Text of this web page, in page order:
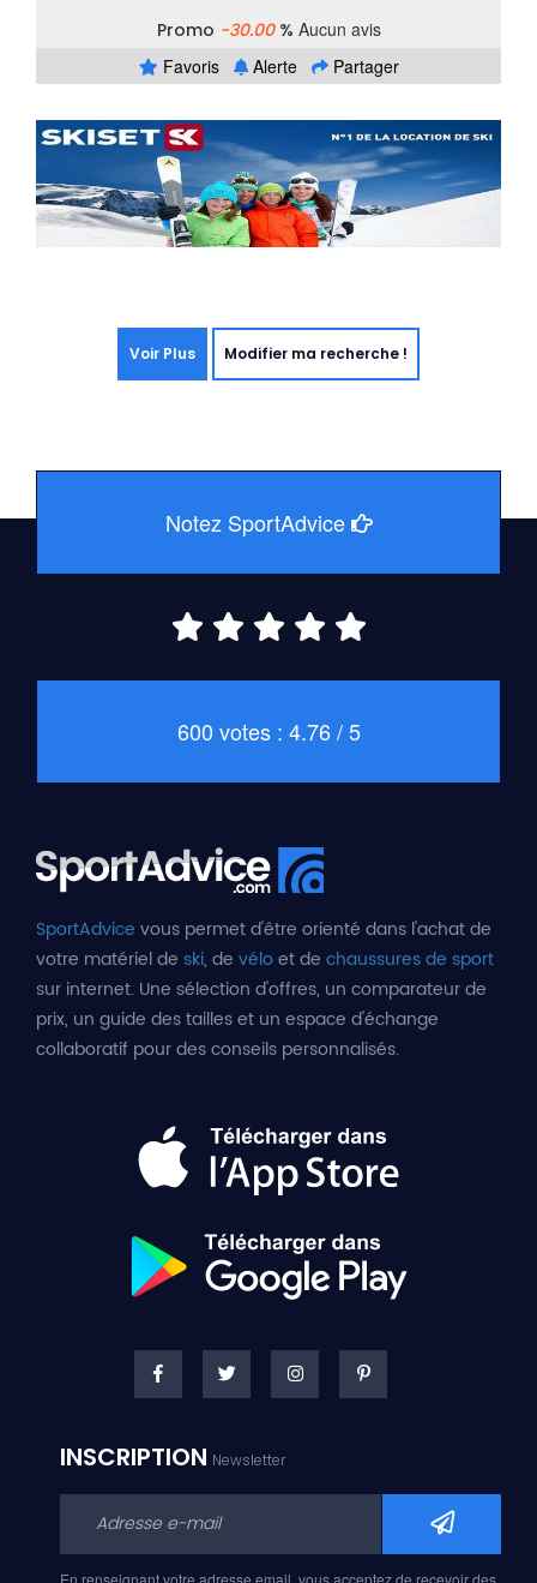
Promo -30.00% Aucun avis
Favoris
Alerte Partager
Voir Plus Modifier ma recherche !
Notez SportAdvice
600 votes : 4.76 / 5
SportAdvice vous permet d'être orienté dans l'achat de
votre matériel de ski, de véloet de chaussures de sport
sur internet. Une sélection d'offres, un comparateur de
prix, un guide des tailles et un espace d'échange
collaboratif pour des conseils personnalisés.
INSCRIPTION Newsletter
En renseignant votre adresse email, vous acceptez de recevoir des